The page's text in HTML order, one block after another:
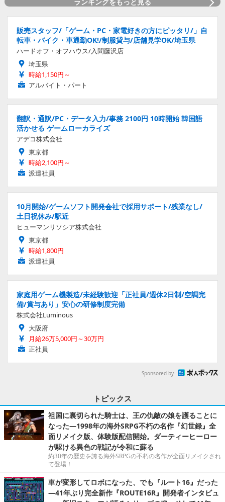
販売スタッフ/「ゲーム・PC・家電好きの方にピッタリ/」自
転車・バイク・車通勤OK!/制服貸与/店舗見学OK/埼玉県
ハードオフ・オフハウス/入間藤沢店
埼玉県
時給1,150円～
アルバイト・パート
翻訳・通訳/PC・データ入力/事務 2100円 10時開始 韓国語
活かせる ゲームローカライズ
アデコ株式会社
東京都
時給2,100円～
派遣社員
10月開始/ゲームソフト開発会社で採用サポート/残業なし/
土日祝休み/駅近
ヒューマンリソシア株式会社
東京都
時給1,800円
派遣社員
家庭用ゲーム機製造/未経験歓迎「正社員/週休2日制/空調完
備/賞与あり」安心の研修制度完備
株式会社Luminous
大阪府
月給26万5,000円～30万円
正社員
Sponsored by
トピックス
祖国に裏切られた騎士は、王の仇敵の娘を護ることに
なった―1998年の海外SRPG不朽の名作『幻世録』全
面リメイク版、体験版配信開始。ダーティーヒーロー
が駆ける異色の戦記が令和に蘇る
約30年の歴史を誇る海外SRPGの不朽の名作が全面リメイクされ
て登場！
車が変形してロボになった、でも『ルート16』だった
―41年ぶり完全新作『ROUTE16R』開発者インタビュ